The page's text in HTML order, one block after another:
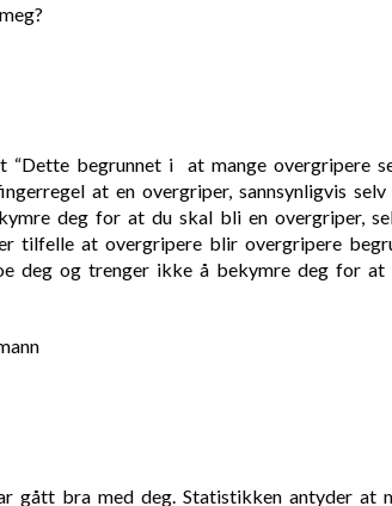
“Dette begrunnet i at mange overgripere
at en overgriper, sannsynligvis
deg for at du skal bli en overgriper,
tilfelle at overgripere blir overgripere
deg og trenger ikke å bekymre deg for
gått bra med deg. Statistikken antyder at